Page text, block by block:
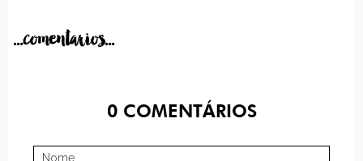
...comentarios...
0COMENTÁRIOS